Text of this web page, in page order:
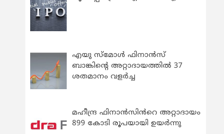
എയു സ്‌മോൾ ഫിനാൻസ്
ബാങ്കിന്റെ അറ്റാദായത്തിൽ 37
ശതമാനം വളർച്ച
മഹീന്ദ്ര ഫിനാൻസിൻറെ അറ്റാദായം
899 കോടി രൂപയായി ഉയർന്നു